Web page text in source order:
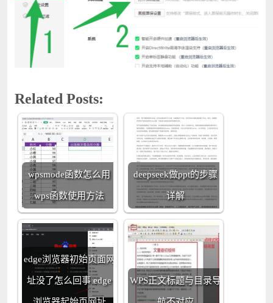
Related Posts:
wpsmode函数怎么用
wps函数使用方法
deepseek做ppt的步骤
详解
edge浏览器初始页面网
址没了怎么回事 edge WPS正文标题与目录导